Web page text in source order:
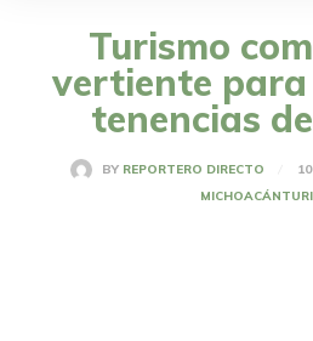
Turismo
vertiente
tenencias
BY REPORTERO DIRECTO
MICHOACÁN